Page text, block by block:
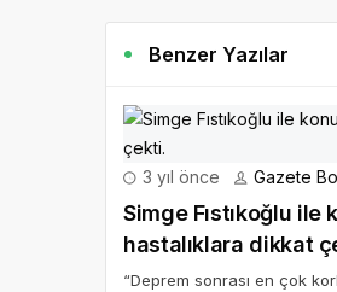
Benzer Yazılar
3 yıl önce Gazete
Simge Fıstıkoğlu
hastalıklara dikkat
“Deprem sonrası en çok